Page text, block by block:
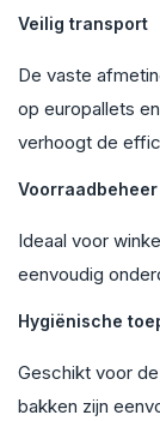
Veilig transport
De vaste
op europallets
verhoogt de
Ideaal voor
eenvoudig
Hygiënische
Geschikt voor
bakken zijn